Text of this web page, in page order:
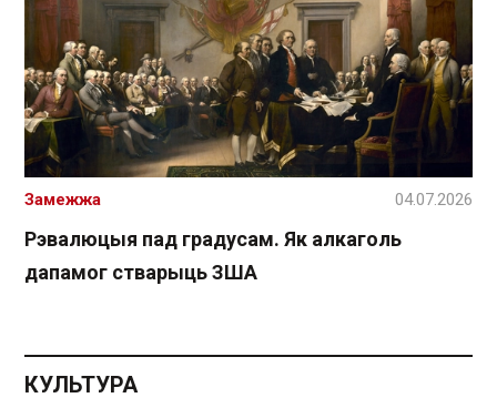
Рэвалюцыя пад градусам. Як алкаголь
дапамог стварыць ЗША
Замежжа 04.07.2026
КУЛЬТУРА